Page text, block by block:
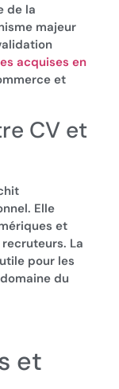
de la
majeur
acquises en
et
CV et
Elle
et
La
pour les
du
et